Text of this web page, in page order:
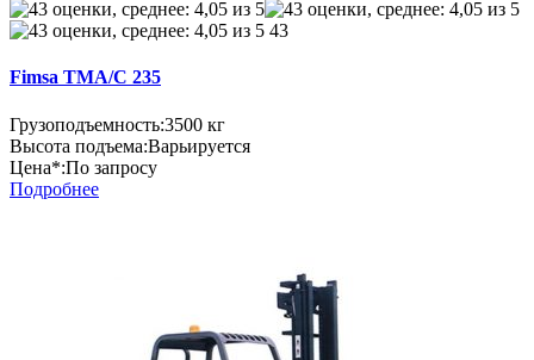
43
Fimsa TMA/C 235
Грузоподъемность:3500 кг
Высота подъема:Варьируется
Цена*:По запросу
Подробнее